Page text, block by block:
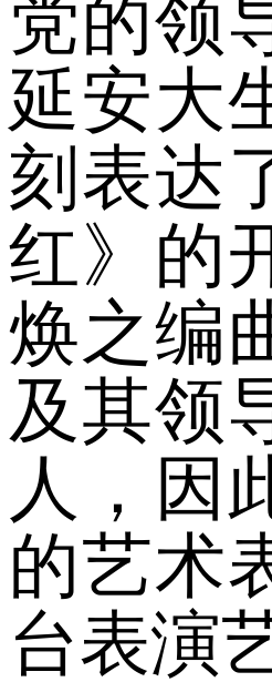
党的领
延安大
刻表达
红》的
焕之编
及其领
人，因
的艺术
台表演